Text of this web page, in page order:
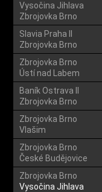
Vysočina Jihlava
Zbrojovka Brno
Slavia Praha II
Zbrojovka Brno
Zbrojovka Brno
Ústí nad Labem
Baník Ostrava II
Zbrojovka Brno
Zbrojovka Brno
Vlašim
Zbrojovka Brno
České Budějovice
Zbrojovka Brno
Vysočina Jihlava